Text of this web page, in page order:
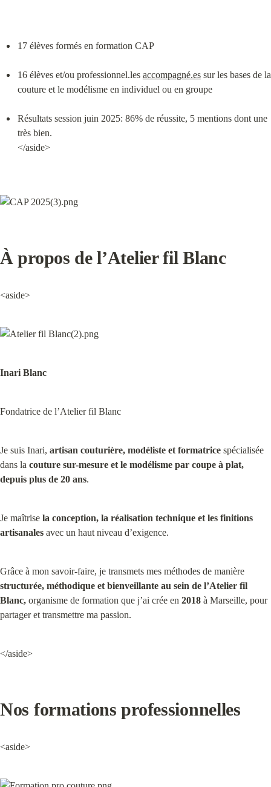
17 élèves formés en formation CAP
16 élèves et/ou professionnel.les accompagné.es sur les bases de la
couture et le modélisme en individuel ou en groupe
Résultats session juin 2025: 86% de réussite, 5 mentions dont une
très bien.
</aside>
À propos de l’Atelier fil Blanc
<aside>
Inari Blanc
Fondatrice de l’Atelier fil Blanc
Je suis Inari, artisan couturière, modéliste et formatrice spécialisée
dans la couture sur-mesure et le modélisme par coupe à plat,
depuis plus de 20 ans.
Je maîtrise la conception, la réalisation technique et les finitions
artisanales avec un haut niveau d’exigence.
structurée, méthodique et bienveillante au sein de l’Atelier fil
Blanc, organisme de formation que j’ai crée en 2018 à Marseille, pour
partager et transmettre ma passion.
</aside>
Nos formations professionnelles
<aside>